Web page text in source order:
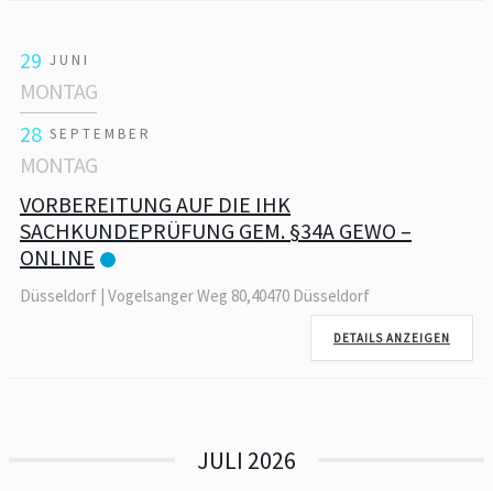
29 JUNI
MONTAG
28 SEPTEMBER
MONTAG
VORBEREITUNG AUF DIE IHK
SACHKUNDEPRÜFUNG GEM. §34A GEWO –
ONLINE
Düsseldorf | Vogelsanger Weg 80,40470 Düsseldorf
DETAILS ANZEIGEN
JULI 2026